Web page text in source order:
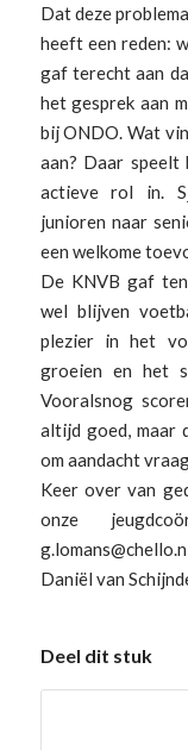
Dat deze
heeft een reden:
gaf terecht aan
het gesprek aan
bij ONDO. Wat
aan? Daar speelt
actieve rol in.
junioren naar
een welkome
De KNVB gaf
wel blijven
plezier in het
groeien en het
Vooralsnog
altijd goed, maar
om aandacht
Keer over van
onze
Daniël van
Deel dit stuk